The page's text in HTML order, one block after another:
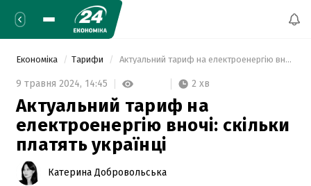
Економіка Тарифи Актуальний тариф на електроенергію вночі: скільки платять українці
9 травня 2024, 14:45 2 хв
Актуальний тариф на
електроенергію вночі: скільки
платять українці
Катерина Добровольська